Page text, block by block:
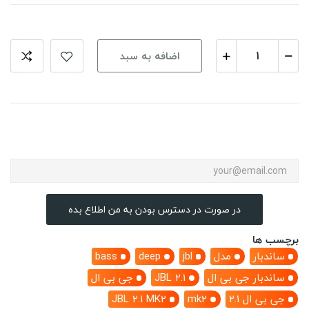
اضافه به سبد
در صورت در دسترس بودن به من اطلاع بده
برچسب ها
ساندبار
مدل jbl
deep
bass
ساندبار جی بی ال
JBL 2.1
جی بی ال
جی بی ال 2.1
mk2
JBL 2.1 MK2